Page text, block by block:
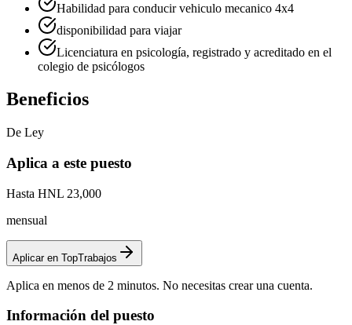
Habilidad para conducir vehiculo mecanico 4x4
disponibilidad para viajar
Licenciatura en psicología, registrado y acreditado en el
colegio de psicólogos
Beneficios
De Ley
Aplica a este puesto
Hasta HNL 23,000
mensual
Aplicar en TopTrabajos
Aplica en menos de 2 minutos. No necesitas crear una cuenta.
Información del puesto